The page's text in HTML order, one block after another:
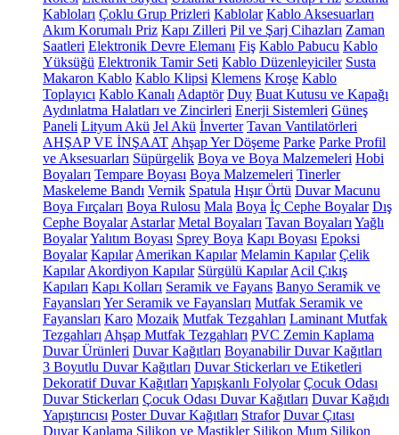
Kabloları Çoklu Grup Prizleri Kablolar Kablo Aksesuarları
Akım Korumalı Priz Kapı Zilleri Pil ve Şarj Cihazları Zaman
Saatleri Elektronik Devre Elemanı Fiş Kablo Pabucu Kablo
Yüksüğü Elektronik Tamir Seti Kablo Düzenleyiciler Susta
Makaron Kablo Kablo Klipsi Klemens Kroşe Kablo
Toplayıcı Kablo Kanalı Adaptör Duy Buat Kutusu ve Kapağı
Aydınlatma Halatları ve Zincirleri Enerji Sistemleri Güneş
Paneli Lityum Akü Jel Akü İnverter Tavan Vantilatörleri
AHŞAP VE İNŞAAT Ahşap Yer Döşeme Parke Parke Profil
ve Aksesuarları Süpürgelik Boya ve Boya Malzemeleri Hobi
Boyaları Tempare Boyası Boya Malzemeleri Tinerler
Maskeleme Bandı Vernik Spatula Hışır Örtü Duvar Macunu
Boya Fırçaları Boya Rulosu Mala Boya İç Cephe Boyalar Dış
Cephe Boyalar Astarlar Metal Boyaları Tavan Boyaları Yağlı
BoyalarYalıtım Boyası Sprey Boya Kapı Boyası Epoksi
Boyalar Kapılar Amerikan Kapılar Melamin Kapılar Çelik
Kapılar Akordiyon Kapılar Sürgülü Kapılar Acil Çıkış
Kapıları Kapı Kolları Seramik ve Fayans Banyo Seramik ve
Fayansları Yer Seramik ve Fayansları Mutfak Seramik ve
Fayansları Karo Mozaik Mutfak Tezgahları Laminant Mutfak
Tezgahları Ahşap Mutfak Tezgahları PVC Zemin Kaplama
Duvar Ürünleri Duvar Kağıtları Boyanabilir Duvar Kağıtları
3 Boyutlu Duvar Kağıtları Duvar Stickerları ve Etiketleri
Dekoratif Duvar Kağıtları Yapışkanlı Folyolar Çocuk Odası
Duvar Stickerları Çocuk Odası Duvar Kağıtları Duvar Kağıdı
Yapıştırıcısı Poster Duvar Kağıtları Strafor Duvar Çıtası
Duvar Kaplama Silikon ve Mastikler Silikon Mum Silikon